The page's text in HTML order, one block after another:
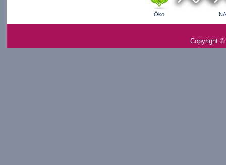
Öko
Copyright